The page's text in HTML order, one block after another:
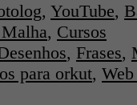
, YouTube,
, Cursos
, Frases,
para orkut,